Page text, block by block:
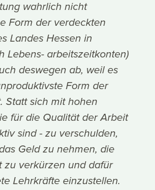
wahrlich nicht
Form der verdeckten
Landes Hessen in
Lebens- arbeitszeitkonten)
deswegen ab, weil es
Form der
Statt sich mit hohen
für die Qualität der Arbeit
sind - zu verschulden,
Geld zu nehmen, die
zu verkürzen und dafür
Lehrkräfte einzustellen.